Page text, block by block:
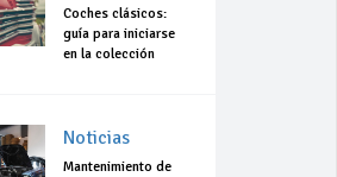
Coches clásicos:
guía para iniciarse
en la colección
Noticias
Mantenimiento de